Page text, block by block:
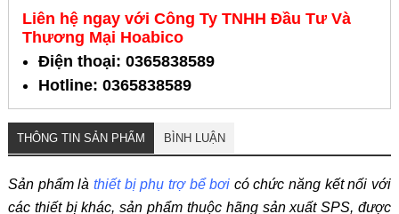
Liên hệ ngay với Công Ty TNHH Đầu Tư Và
Thương Mại Hoabico
Điện thoại: 0365838589
Hotline: 0365838589
THÔNG TIN SẢN PHẨM BÌNH LUẬN
Sản phẩm là thiết bị phụ trợ bể bơi có chức năng kết nối với
các thiết bị khác, sản phẩm thuộc hãng sản xuất SPS, được